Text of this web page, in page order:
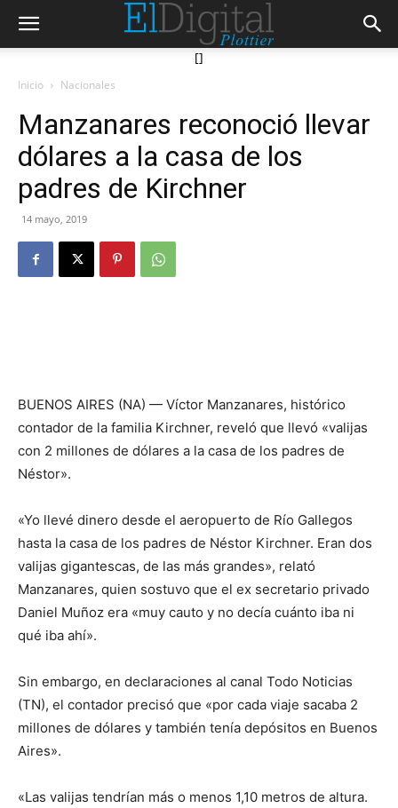
[]
Inicio Nacionales
Manzanares reconoció llevar
dólares a la casa de los
padres de Kirchner
14 mayo, 2019
BUENOS AIRES (NA) — Víctor Manzanares, histórico
contador de la familia Kirchner, reveló que llevó «valijas
con 2 millones de dólares a la casa de los padres de
Néstor».
«Yo llevé dinero desde el aeropuerto de Río Gallegos
hasta la casa de los padres de Néstor Kirchner. Eran dos
valijas gigantescas, de las más grandes», relató
Manzanares, quien sostuvo que el ex secretario privado
Daniel Muñoz era «muy cauto y no decía cuánto iba ni
qué iba ahí».
Sin embargo, en declaraciones al canal Todo Noticias
(TN), el contador precisó que «por cada viaje sacaba 2
millones de dólares y también tenía depósitos en Buenos
Aires».
«Las valijas tendrían más o menos 1,10 metros de altura.